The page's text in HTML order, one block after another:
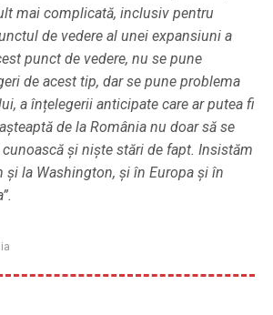
mai complicată, inclusiv pentru
de vedere al unei expansiuni a
punct de vedere, nu se pune
de acest tip, dar se pune problema
a înțelegerii anticipate care ar putea fi
de la România nu doar să se
și niște stări de fapt. Insistăm
și la Washington, și în Europa și în